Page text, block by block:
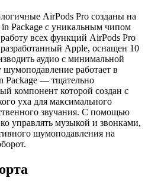
AirPods Pro созданы на
in Package с уникальным чипом
всех функций AirPods Pro
Apple, оснащен 10
аудио с минимальной
шумоподавление работает в
Package — тщательно
компонент которой создан с
уха для максимального
звучания. С помощью
управлять музыкой и звонками,
шумоподавления на